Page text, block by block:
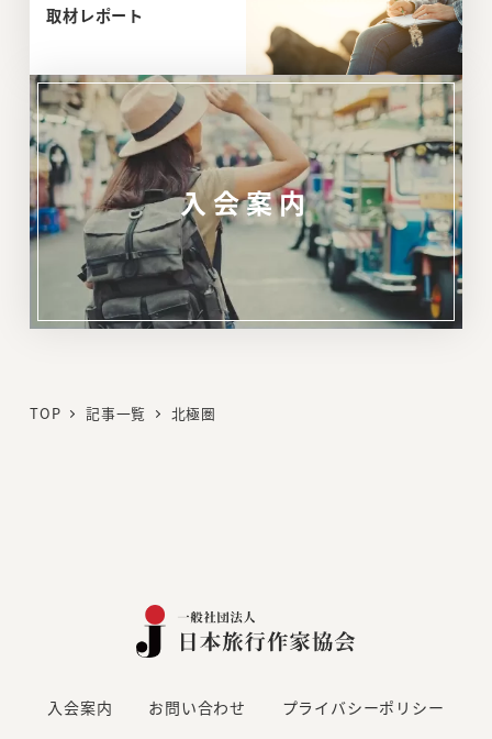
取材レポート
入会案内
TOP 記事一覧 北極圏
入会案内 お問い合わせ プライバシーポリシー